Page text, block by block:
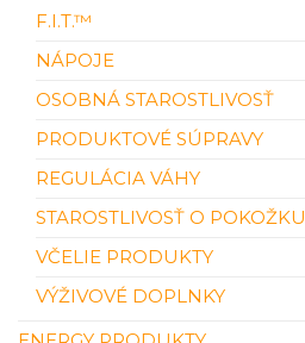
F.I.T.™
NÁPOJE
OSOBNÁ STAROSTLIVOSŤ
PRODUKTOVÉ SÚPRAVY
REGULÁCIA VÁHY
STAROSTLIVOSŤ O POKOŽKU
VČELIE PRODUKTY
VÝŽIVOVÉ DOPLNKY